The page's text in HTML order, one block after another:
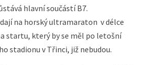
hlavní součástí B7.
na horský ultramaraton v délce
startu, který by se měl po letošní
stadionu v Třinci, již nebudou.